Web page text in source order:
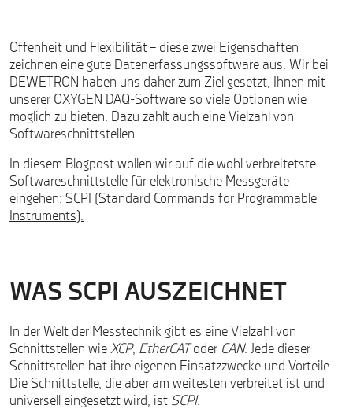
Offenheit und Flexibilität – diese zwei Eigenschaften
zeichnen eine gute Datenerfassungssoftware aus. Wir bei
DEWETRON haben uns daher zum Ziel gesetzt, Ihnen mit
unserer OXYGEN DAQ-Software so viele Optionen wie
möglich zu bieten. Dazu zählt auch eine Vielzahl von
Softwareschnittstellen.
In diesem Blogpost wollen wir auf die wohl verbreitetste
Softwareschnittstelle für elektronische Messgeräte
eingehen: SCPI (Standard Commands for Programmable
Instruments).
WAS SCPI AUSZEICHNET
In der Welt der Messtechnik gibt es eine Vielzahl von
Schnittstellen wie XCP, EtherCAToder CAN. Jede dieser
Schnittstellen hat ihre eigenen Einsatzzwecke und Vorteile.
Die Schnittstelle, die aber am weitesten verbreitet ist und
universell eingesetzt wird, ist SCPI.